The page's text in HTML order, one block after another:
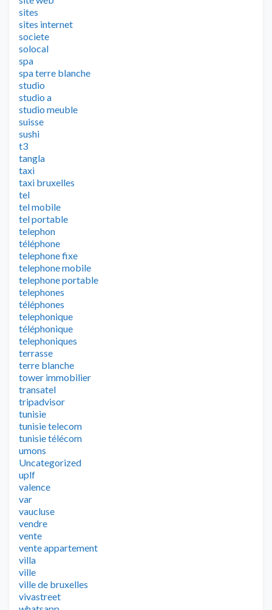
sites
sites internet
societe
solocal
spa
spa terre blanche
studio
studio a
studio meuble
suisse
sushi
t3
tangla
taxi
taxi bruxelles
tel
tel mobile
tel portable
telephon
téléphone
telephone fixe
telephone mobile
telephone portable
telephones
téléphones
telephonique
téléphonique
telephoniques
terrasse
terre blanche
tower immobilier
transatel
tripadvisor
tunisie
tunisie telecom
tunisie télécom
umons
Uncategorized
uplf
valence
var
vaucluse
vendre
vente
vente appartement
villa
ville
ville de bruxelles
vivastreet